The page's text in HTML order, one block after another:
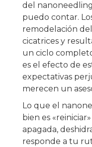
del
puedo contar.
remodelación
cicatrices y
un ciclo
es el efecto de
expectativas
merecen un
Lo que el
bien es
apagada,
responde a tu